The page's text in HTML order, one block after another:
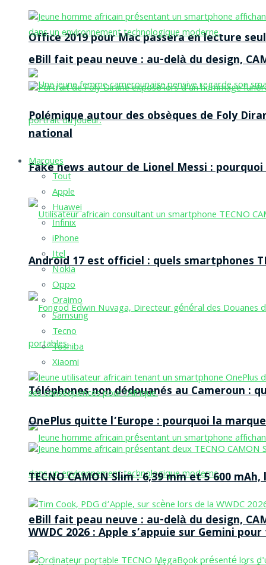
Office 2019 pour Mac passera en lecture
Fake news autour de Lionel Messi :
Android 17 est officiel : quels smartphones
Téléphones non dédouanés au Cameroun :
eBill fait peau neuve : au-delà du design,
eBill fait peau neuve : au-delà du design,
Polémique autour des obsèques de Foly
national
Marques
Tout
Apple
Huawei
Infinix
iPhone
Itel
Nokia
Oppo
Oraimo
Samsung
Tecno
Toshiba
Xiaomi
OnePlus quitte l’Europe : pourquoi la
TECNO CAMON Slim : 6,39 mm et 5 600
WWDC 2026 : Apple s’appuie sur Gemini